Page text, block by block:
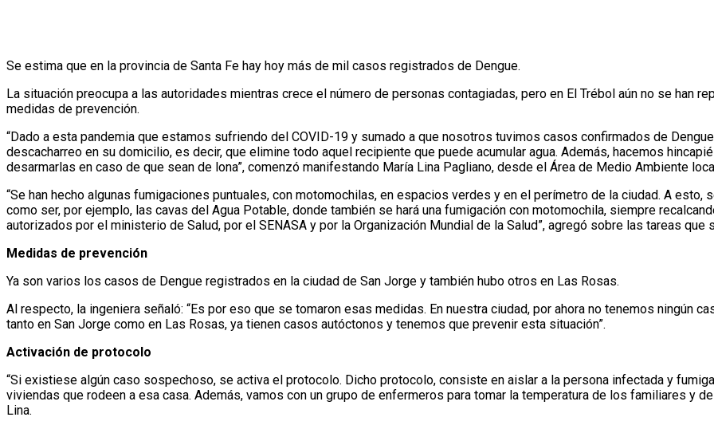
Se estima que en la provincia de Santa Fe hay hoy más de mil casos registrados de Dengue.
La situación preocupa a las autoridades mientras crece el número de personas contagiadas, pero en El Trébol aún no se han
medidas de prevención.
“Dado a esta pandemia que estamos sufriendo del COVID-19 y sumado a que nosotros tuvimos casos confirmados de
descacharreo en su domicilio, es decir, que elimine todo aquel recipiente que puede acumular agua. Además, hacemos
desarmarlas en caso de que sean de lona”, comenzó manifestando María Lina Pagliano, desde el Área de Medio Ambiente
“Se han hecho algunas fumigaciones puntuales, con motomochilas, en espacios verdes y en el perímetro de la ciudad. A esto,
como ser, por ejemplo, las cavas del Agua Potable, donde también se hará una fumigación con motomochila, siempre
autorizados por el ministerio de Salud, por el SENASA y por la Organización Mundial de la Salud”, agregó sobre las tareas
Medidas de prevención
Ya son varios los casos de Dengue registrados en la ciudad de San Jorge y también hubo otros en Las Rosas.
Al respecto, la ingeniera señaló: “Es por eso que se tomaron esas medidas. En nuestra ciudad, por ahora no tenemos ningún
tanto en San Jorge como en Las Rosas, ya tienen casos autóctonos y tenemos que prevenir esta situación”.
Activación de protocolo
“Si existiese algún caso sospechoso, se activa el protocolo. Dicho protocolo, consiste en aislar a la persona infectada y
viviendas que rodeen a esa casa. Además, vamos con un grupo de enfermeros para tomar la temperatura de los familiares y
Lina.